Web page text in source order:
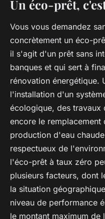
Un éco-prêt,
Vous vous demandez
concrètement un éco-
il s'agit d'un prêt sans
banques et qui sert à
rénovation énergétique.
l'installation d'un
écologique, des travaux
encore le remplacement
production d'eau
respectueux de
l'éco-prêt à taux zéro
plusieurs facteurs, dont
la situation
niveau de performance
le montant maximum